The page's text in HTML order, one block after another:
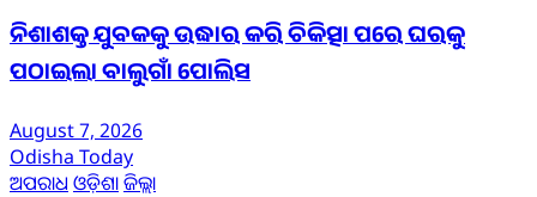
ନିଶାଶକ୍ତ ଯୁବକକୁ ଉଦ୍ଧାର କରି ଚିକିତ୍ସା ପରେ ଘରକୁ
ପଠାଇଲା ବାଲୁଗାଁ ପୋଲିସ
August 7, 2026
Odisha Today
ଅପରାଧ ଓଡ଼ିଶାଜିଲ୍ଲା